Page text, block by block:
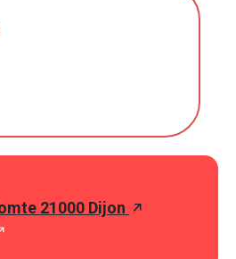
21000 Dijon